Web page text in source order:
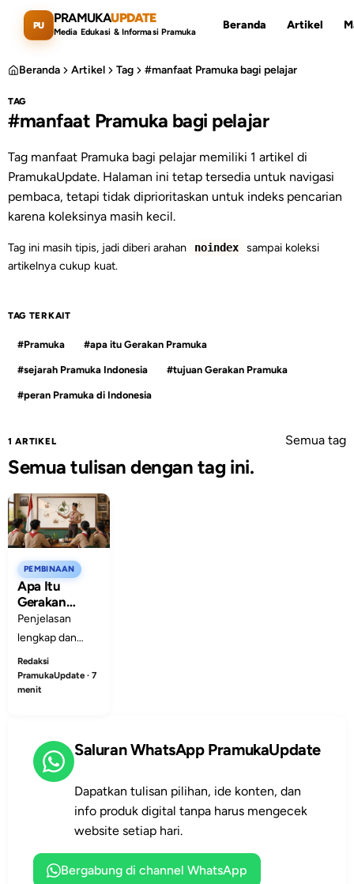
Lewati ke konten utama
PU PRAMUKAUPDATE
Media Edukasi & Informasi Pramuka
Beranda Artikel
Cari artikel
Beranda Artikel Tag #manfaat Pramuka bagi pelajar
TAG
#manfaat Pramuka bagi pelajar
Tag manfaat Pramuka bagi pelajar memiliki 1 artikel di
PramukaUpdate. Halaman ini tetap tersedia untuk navigasi
pembaca, tetapi tidak diprioritaskan untuk indeks pencarian
karena koleksinya masih kecil.
Tag ini masih tipis, jadi diberi arahan noindex
sampai koleksi
artikelnya cukup kuat.
TAG TERKAIT
#Pramuka #apa itu Gerakan Pramuka
#sejarah Pramuka Indonesia #tujuan Gerakan Pramuka
#peran Pramuka di Indonesia
1 ARTIKEL
Semua tulisan dengan tag ini.
Semua tag
PEMBINAAN
Apa Itu
Gerakan
Pramuka?
Sejarah,
Perannya di
Indonesia
Penjelasan
lengkap dan
mudah dipahami
tentang apa itu
Gerakan
singkatnya,
tujuan
serta perannya
bagi pelajar dan
Indonesia.
Redaksi
PramukaUpdate · 7
menit
Saluran WhatsApp PramukaUpdate
Dapatkan tulisan pilihan, ide konten, dan
info produk digital tanpa harus mengecek
website setiap hari.
Bergabung di channel WhatsApp